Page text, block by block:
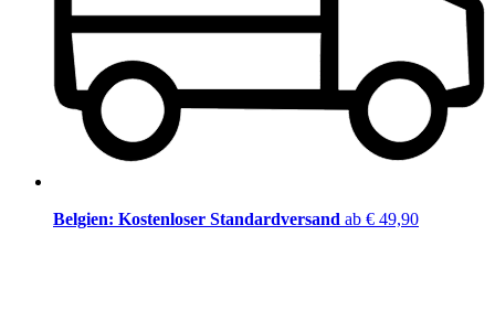
Belgien: Kostenloser Standardversand ab € 49,90